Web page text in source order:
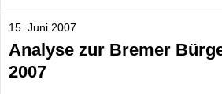
15. Juni 2007
Analyse zur Bremer
2007